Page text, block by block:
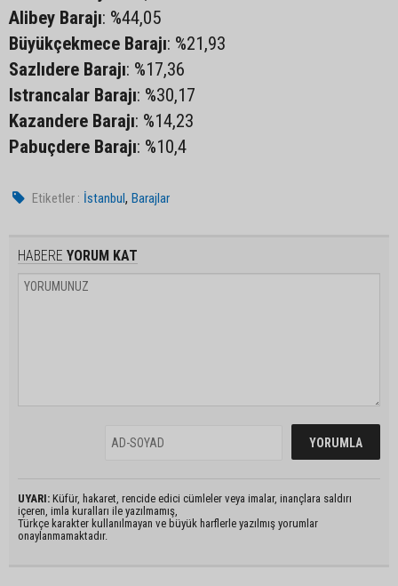
Alibey Barajı: %44,05
Büyükçekmece Barajı: %21,93
Sazlıdere Barajı: %17,36
Istrancalar Barajı: %30,17
Kazandere Barajı: %14,23
Pabuçdere Barajı: %10,4
Etiketler : İstanbul,Barajlar
HABERE YORUM KAT
UYARI: Küfür, hakaret, rencide edici cümleler veya imalar, inançlara saldırı
içeren, imla kuralları ile yazılmamış,
Türkçe karakter kullanılmayan ve büyük harflerle yazılmış yorumlar
onaylanmamaktadır.